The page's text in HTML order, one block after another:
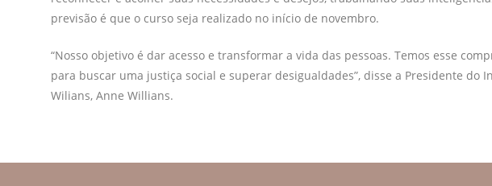
previsão é que o curso seja realizado no início de novembro.
“Nosso objetivo é dar acesso e transformar a vida das pessoas. Temos esse
para buscar uma justiça social e superar desigualdades”, disse a Presidente do
Wilians, Anne Willians.